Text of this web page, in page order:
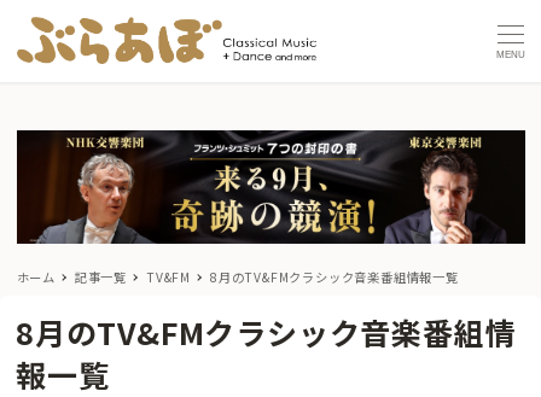
MENU
ホーム 記事一覧 TV&FM 8月のTV&FMクラシック音楽番組情報一覧
8月のTV&FMクラシック音楽番組情
報一覧